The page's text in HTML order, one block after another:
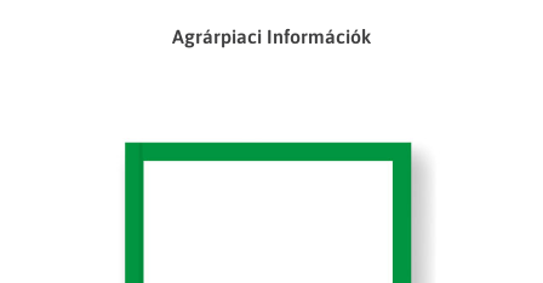
Agrárpiaci Információk